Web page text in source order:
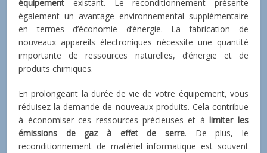
équipement existant. Le reconditionnement présente
également un avantage environnemental supplémentaire
en termes d’économie d’énergie. La fabrication de
nouveaux appareils électroniques nécessite une quantité
importante de ressources naturelles, d’énergie et de
produits chimiques.
En prolongeant la durée de vie de votre équipement, vous
réduisez la demande de nouveaux produits. Cela contribue
à économiser ces ressources précieuses et à limiter les
émissions de gaz à effet de serre. De plus, le
reconditionnement de matériel informatique est souvent